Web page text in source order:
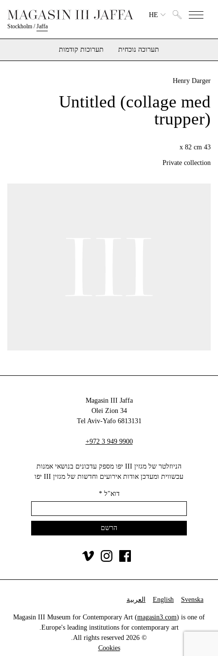
Stockholm /Jaffa
HE
תערוכה נוכחית תערוכות קודמות
Henry Darger
Untitled (collage med
trupper)
43 x 82 cm
Private collection
Magasin III Jaffa
34 Olei Zion
6813131 Tel Aviv-Yafo
+972 3 949 9900
הניוזלטר של מגזין III יפו מספק עדכונים בנושאי אמנות
עכשווית ומעדכן אודות אירועים וחדשות של מגזין III יפו‬
דוא"ל*
Svenska
English العربية
Magasin III Museum for Contemporary Art (magasin3.com) is one of
Europe's leading institutions for contemporary art.
© 2026 All rights reserved.
Cookies